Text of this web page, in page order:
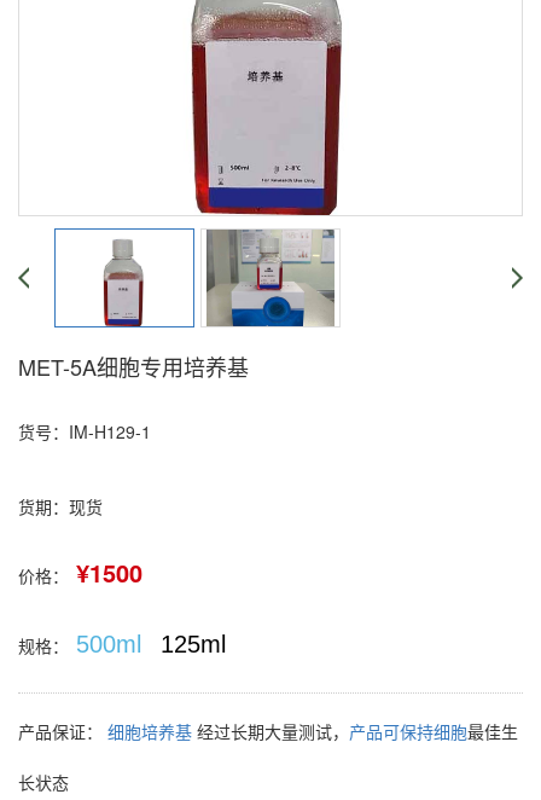
MET-5A细胞专用培养基
货号：IM-H129-1
货期：现货
价格： ¥1500
规格： 500ml 125ml
产品保证： 细胞培养基 经过长期大量测试， 产品可保持细胞最佳生
长状态